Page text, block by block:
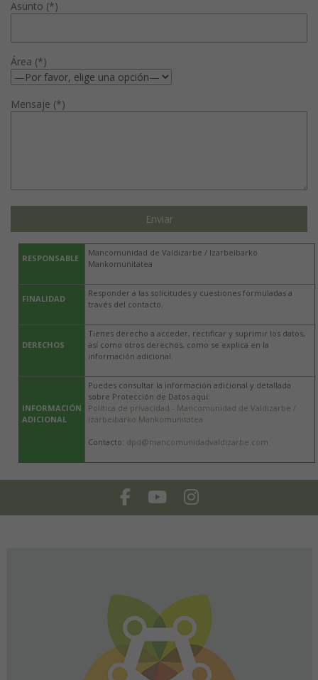
Asunto (*)
Área (*)
Mensaje (*)
RESPONSABLE
Mancomunidad de Valdizarbe / Izarbeibarko
Mankomunitatea
FINALIDAD
Responder a las solicitudes y cuestiones formuladas a
través del contacto.
DERECHOS
Tienes derecho a acceder, rectificar y suprimir los datos,
así como otros derechos, como se explica en la
información adicional.
INFORMACIÓN
ADICIONAL
Puedes consultar la información adicional y detallada
sobre Protección de Datos aquí:
Política de privacidad - Mancomunidad de Valdizarbe /
Izarbeibarko Mankomunitatea
Contacto: dpd@mancomunidadvaldizarbe.com
FacebookYoutubeInstagram